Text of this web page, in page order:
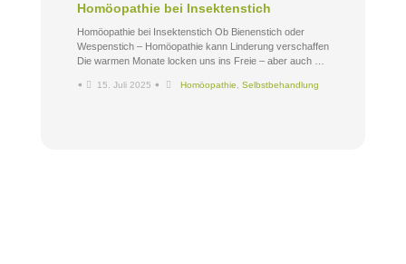
Homöopathie bei Insektenstich
Homöopathie bei Insektenstich Ob Bienenstich oder
Wespenstich – Homöopathie kann Linderung verschaffen
Die warmen Monate locken uns ins Freie – aber auch …
• 15. Juli 2025 • Homöopathie Selbstbehandlung